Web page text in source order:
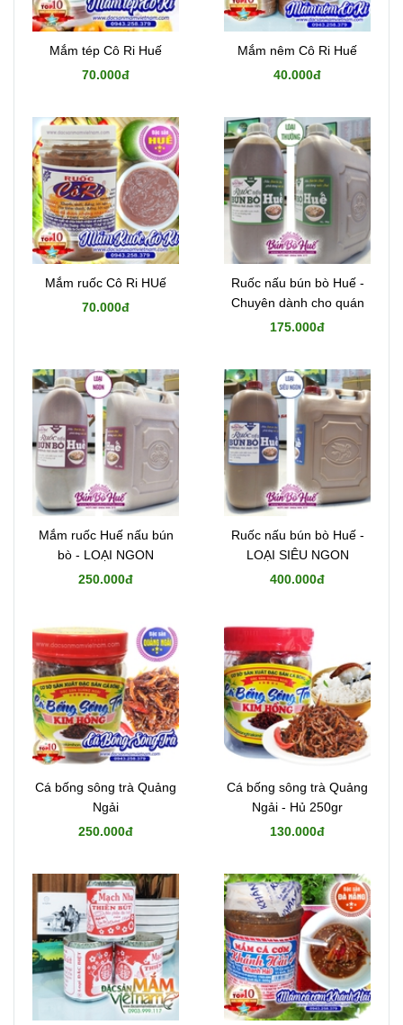
Mắm tép Cô Ri Huế
70.000đ
Mắm nêm Cô Ri Huế
40.000đ
Mắm ruốc Cô Ri HUế
70.000đ
Ruốc nấu bún bò Huế -
Chuyên dành cho quán
175.000đ
Mắm ruốc Huế nấu bún
bò - LOẠI NGON
250.000đ
Ruốc nấu bún bò Huế -
LOẠI SIÊU NGON
400.000đ
Cá bống sông trà Quảng
Ngải
250.000đ
Cá bống sông trà Quảng
Ngải - Hủ 250gr
130.000đ